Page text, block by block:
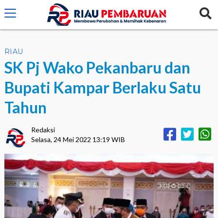
crossorigin="anonymous">
RIAU
SK Pj Wako Pekanbaru dan
Bupati Kampar Berlaku Satu
Tahun
Redaksi
Selasa, 24 Mei 2022 13:19 WIB